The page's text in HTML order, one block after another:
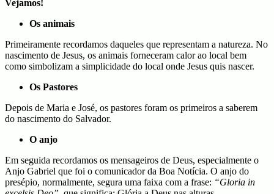
Vejamos!
Os animais
Primeiramente recordamos daqueles que representam a natureza. No
nascimento de Jesus, os animais forneceram calor ao local bem
como simbolizam a simplicidade do local onde Jesus quis nascer.
Os Pastores
Depois de Maria e José, os pastores foram os primeiros a saberem
do nascimento do Salvador.
O anjo
Em seguida recordamos os mensageiros de Deus, especialmente o
Anjo Gabriel que foi o comunicador da Boa Notícia. O anjo do
presépio, normalmente, segura uma faixa com a frase: “Gloria in